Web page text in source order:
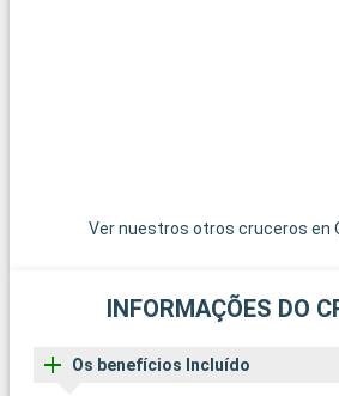
Ver nuestros otros cruceros en
INFORMAÇÕES DO
Os benefícios Incluído